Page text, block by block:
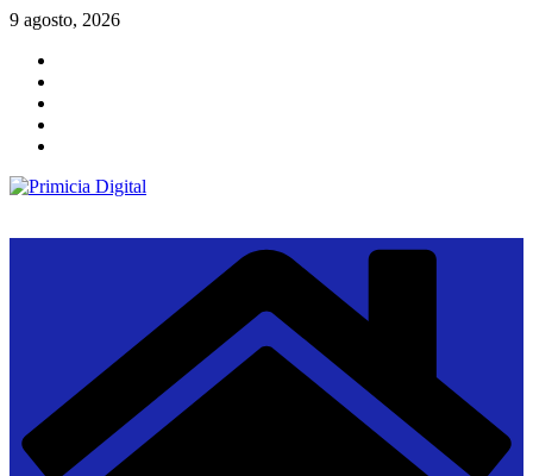
Saltar
contenido
9 agosto, 2026